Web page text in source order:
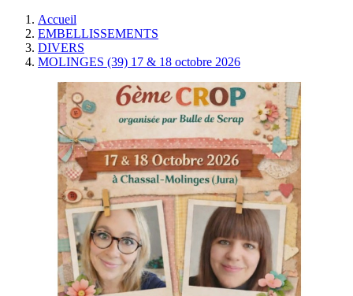
Accueil
EMBELLISSEMENTS
DIVERS
MOLINGES (39) 17 & 18 octobre 2026